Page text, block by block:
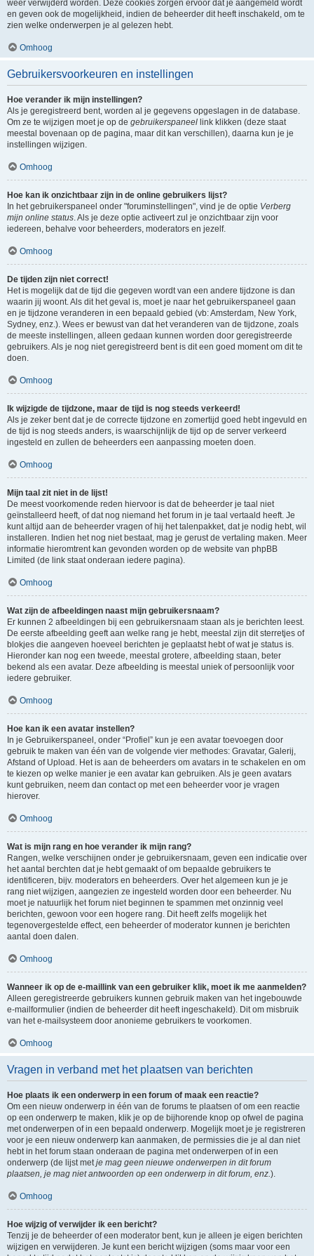
weer verwijderd worden. Deze cookies zorgen ervoor dat je aangemeld wordt
en geven ook de mogelijkheid, indien de beheerder dit heeft inschakeld, om te
zien welke onderwerpen je al gelezen hebt.
Omhoog
Gebruikersvoorkeuren en instellingen
Hoe verander ik mijn instellingen?
Als je geregistreerd bent, worden al je gegevens opgeslagen in de database.
Om ze te wijzigen moet je op de gebruikerspaneel link klikken (deze staat
meestal bovenaan op de pagina, maar dit kan verschillen), daarna kun je je
instellingen wijzigen.
Omhoog
Hoe kan ik onzichtbaar zijn in de online gebruikers lijst?
In het gebruikerspaneel onder "foruminstellingen", vind je de optie Verberg
mijn online status. Als je deze optie activeert zul je onzichtbaar zijn voor
iedereen, behalve voor beheerders, moderators en jezelf.
Omhoog
De tijden zijn niet correct!
Het is mogelijk dat de tijd die gegeven wordt van een andere tijdzone is dan
waarin jij woont. Als dit het geval is, moet je naar het gebruikerspaneel gaan
en je tijdzone veranderen in een bepaald gebied (vb: Amsterdam, New York,
Sydney, enz.). Wees er bewust van dat het veranderen van de tijdzone, zoals
de meeste instellingen, alleen gedaan kunnen worden door geregistreerde
gebruikers. Als je nog niet geregistreerd bent is dit een goed moment om dit te
doen.
Omhoog
Ik wijzigde de tijdzone, maar de tijd is nog steeds verkeerd!
Als je zeker bent dat je de correcte tijdzone en zomertijd goed hebt ingevuld en
de tijd is nog steeds anders, is waarschijnlijk de tijd op de server verkeerd
ingesteld en zullen de beheerders een aanpassing moeten doen.
Omhoog
Mijn taal zit niet in de lijst!
De meest voorkomende reden hiervoor is dat de beheerder je taal niet
geïnstalleerd heeft, of dat nog niemand het forum in je taal vertaald heeft. Je
kunt altijd aan de beheerder vragen of hij het talenpakket, dat je nodig hebt, wil
installeren. Indien het nog niet bestaat, mag je gerust de vertaling maken. Meer
informatie hieromtrent kan gevonden worden op de website van phpBB
Limited (de link staat onderaan iedere pagina).
Omhoog
Wat zijn de afbeeldingen naast mijn gebruikersnaam?
Er kunnen 2 afbeeldingen bij een gebruikersnaam staan als je berichten leest.
De eerste afbeelding geeft aan welke rang je hebt, meestal zijn dit sterretjes of
blokjes die aangeven hoeveel berichten je geplaatst hebt of wat je status is.
Hieronder kan nog een tweede, meestal grotere, afbeelding staan, beter
bekend als een avatar. Deze afbeelding is meestal uniek of persoonlijk voor
iedere gebruiker.
Omhoog
Hoe kan ik een avatar instellen?
In je Gebruikerspaneel, onder “Profiel” kun je een avatar toevoegen door
gebruik te maken van één van de volgende vier methodes: Gravatar, Galerij,
Afstand of Upload. Het is aan de beheerders om avatars in te schakelen en om
te kiezen op welke manier je een avatar kan gebruiken. Als je geen avatars
kunt gebruiken, neem dan contact op met een beheerder voor je vragen
hierover.
Omhoog
Wat is mijn rang en hoe verander ik mijn rang?
Rangen, welke verschijnen onder je gebruikersnaam, geven een indicatie over
het aantal berchten dat je hebt gemaakt of om bepaalde gebruikers te
identificeren, bijv. moderators en beheerders. Over het algemeen kun je je
rang niet wijzigen, aangezien ze ingesteld worden door een beheerder. Nu
moet je natuurlijk het forum niet beginnen te spammen met onzinnig veel
berichten, gewoon voor een hogere rang. Dit heeft zelfs mogelijk het
tegenovergestelde effect, een beheerder of moderator kunnen je berichten
aantal doen dalen.
Omhoog
Wanneer ik op de e-maillink van een gebruiker klik, moet ik me aanmelden?
Alleen geregistreerde gebruikers kunnen gebruik maken van het ingebouwde
e-mailformulier (indien de beheerder dit heeft ingeschakeld). Dit om misbruik
van het e-mailsysteem door anonieme gebruikers te voorkomen.
Omhoog
Vragen in verband met het plaatsen van berichten
Hoe plaats ik een onderwerp in een forum of maak een reactie?
Om een nieuw onderwerp in één van de forums te plaatsen of om een reactie
op een onderwerp te maken, klik je op de bijhorende knop op ofwel de pagina
met onderwerpen of in een bepaald onderwerp. Mogelijk moet je je registreren
voor je een nieuw onderwerp kan aanmaken, de permissies die je al dan niet
hebt in het forum staan onderaan de pagina met onderwerpen of in een
onderwerp (de lijst metje mag geen nieuwe onderwerpen in dit forum
plaatsen, je mag niet antwoorden op een onderwerp in dit forum, enz.).
Omhoog
Hoe wijzig of verwijder ik een bericht?
Tenzij je de beheerder of een moderator bent, kun je alleen je eigen berichten
wijzigen en verwijderen. Je kunt een bericht wijzigen (soms maar voor een